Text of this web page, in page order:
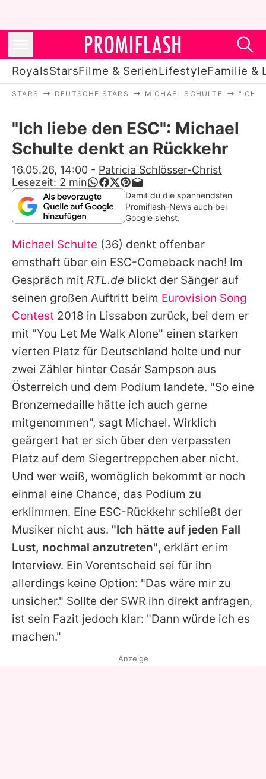
RoyalsStarsFilme & SerienLifestyleFamilie &
Stars
Filme & Serien
Lifestyle
Familie & Liebe
Alle Themen auf Promiflash
Jobs
App runterladen
Team
Redaktionelle Richtlinien
Impressum
Datenschutzerklärung
Nutzungsbedingungen
Utiq verwalten
STARS DEUTSCHE STARS MICHAEL SCHULTE "ICH
"Ich liebe den ESC": Michael
Schulte denkt an Rückkehr
16.05.26, 14:00 - Patricia Schlösser-Christ
Lesezeit: 2 min
Damit du die spannendsten
Promiflash-News auch bei
Google siehst.
Michael Schulte (36) denkt offenbar
ernsthaft über ein ESC-Comeback nach! Im
Gespräch mit RTL.de blickt der Sänger auf
seinen großen Auftritt beim Eurovision Song
Contest 2018 in Lissabon zurück, bei dem er
mit "You Let Me Walk Alone" einen starken
vierten Platz für Deutschland holte und nur
zwei Zähler hinter Cesár Sampson aus
Österreich und dem Podium landete. "So eine
Bronzemedaille hätte ich auch gerne
mitgenommen", sagt Michael. Wirklich
geärgert hat er sich über den verpassten
Platz auf dem Siegertreppchen aber nicht.
Und wer weiß, womöglich bekommt er noch
einmal eine Chance, das Podium zu
erklimmen. Eine ESC-Rückkehr schließt der
Musiker nicht aus. "Ich hätte auf jeden Fall
Lust, nochmal anzutreten", erklärt er im
Interview. Ein Vorentscheid sei für ihn
allerdings keine Option: "Das wäre mir zu
unsicher." Sollte der SWR ihn direkt anfragen,
ist sein Fazit jedoch klar: "Dann würde ich es
machen."
Anzeige